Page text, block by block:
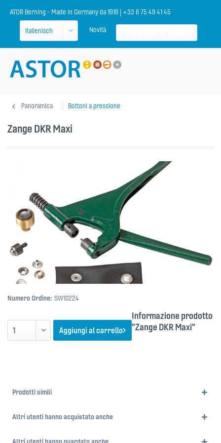
ATOR Berning - Made in Germany da 1919 | +33 6 75 49 41 45
Novità
Panoramica Bottoni a pressione
Zange DKR Maxi
Numero Ordine: SW10224
Aggiungi al carrello
Informazione prodotto
"Zange DKR Maxi"
Prodotti simili
Altri utenti hanno acquistato anche